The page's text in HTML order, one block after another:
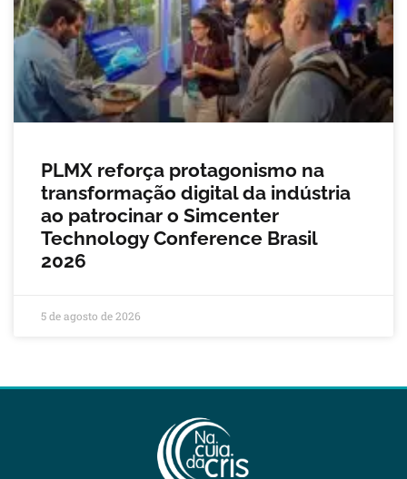
PLMX reforça protagonismo na
transformação digital da indústria
ao patrocinar o Simcenter
Technology Conference Brasil
2026
5 de agosto de 2026